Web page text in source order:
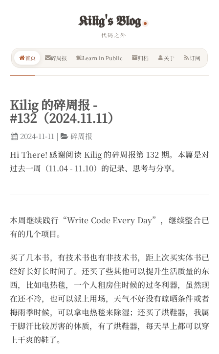
𝕶𝖎𝖑𝖎𝖌'𝖘 𝕭𝖑𝖔𝖌
代码之外
首页 碎周报 Learn in Public 归档 关于 订阅
Kilig 的碎周报 -
#132（2024.11.11）
2024-11-11 | 碎周报
Hi There! 感谢阅读 Kilig 的碎周报第 132 期。本篇是对
过去一周（11.04 - 11.10）的记录、思考与分享。
本周继续践行“Write Code Every Day”，继续整合已
有的几个项目。
买了几本书，有技术书也有非技术书，距上次买实体书已
经好长好长时间了。还买了些其他可以提升生活质量的东
西，比如电热毯，一个人租房住时候的过冬利器，虽然现
在还不冷，也可以派上用场，天气不好没有晾晒条件或者
梅雨季时候，可以拿电热毯来除湿；还买了烘鞋器，我属
于脚汗比较厉害的体质，有了烘鞋器，每天早上都可以穿
上干爽的鞋了。